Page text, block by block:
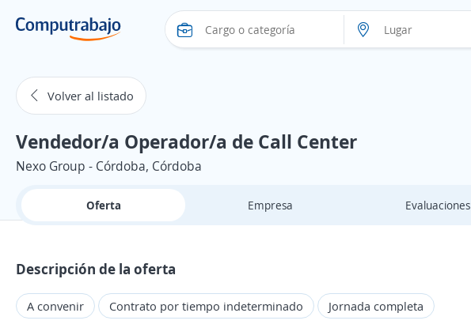
Volver al listado
Vendedor/a Operador/a de Call Center
Nexo Group - Córdoba, Córdoba
Oferta Empresa Evaluaciones
Descripción de la oferta
A convenir Contrato por tiempo indeterminado Jornada completa